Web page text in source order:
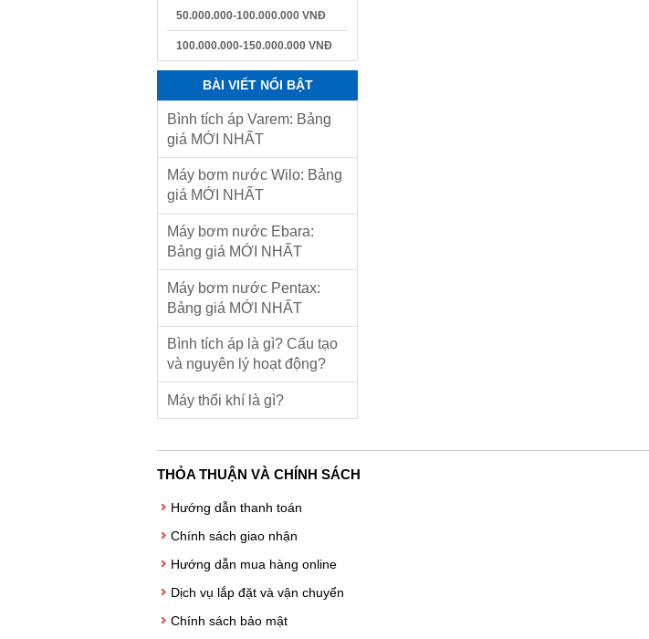
50.000.000-100.000.000 VNĐ
100.000.000-150.000.000 VNĐ
BÀI VIẾT NỔI BẬT
Bình tích áp Varem: Bảng
giá MỚI NHẤT
Máy bơm nước Wilo: Bảng
giá MỚI NHẤT
Máy bơm nước Ebara:
Bảng giá MỚI NHẤT
Máy bơm nước Pentax:
Bảng giá MỚI NHẤT
Bình tích áp là gì? Cấu tạo
và nguyên lý hoạt động?
Máy thổi khí là gì?
THỎA THUẬN VÀ CHÍNH SÁCH
Hướng dẫn thanh toán
Chính sách giao nhận
Hướng dẫn mua hàng online
Dịch vụ lắp đặt và vận chuyển
Chính sách bảo mật